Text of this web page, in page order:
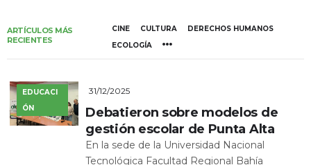
ARTÍCULOS MÁS
RECIENTES
CINE CULTURA
DERECHOS HUMANOS
ECOLOGÍA
EDUCACI
ÓN
31/12/2025
Debatieron sobre modelos de
gestión escolar de Punta Alta
En la sede de la Universidad Nacional
Tecnológica Facultad Regional Bahía